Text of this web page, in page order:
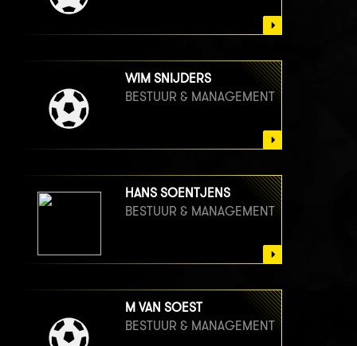
WIM SNIJDERS
BESTUUR & MANAGEMENT
HANS SOENTJENS
BESTUUR & MANAGEMENT
M VAN SOEST
BESTUUR & MANAGEMENT